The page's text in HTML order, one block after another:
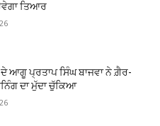
ਤਿਆਰ
ਦੇ ਆਗੂ ਪ੍ਰਤਾਪ ਸਿੰਘ ਬਾਜਵਾ ਨੇ ਗ਼ੈਰ-
ਦਾ ਮੁੱਦਾ ਚੁੱਕਿਆ